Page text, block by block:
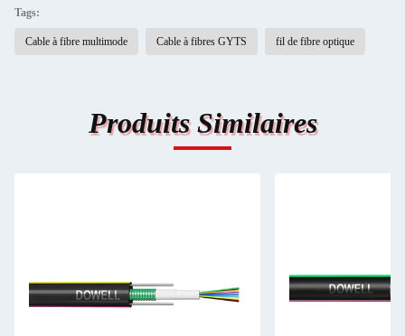
Tags:
Cable à fibre multimode Cable à fibres GYTS fil de fibre optique
Produits Similaires